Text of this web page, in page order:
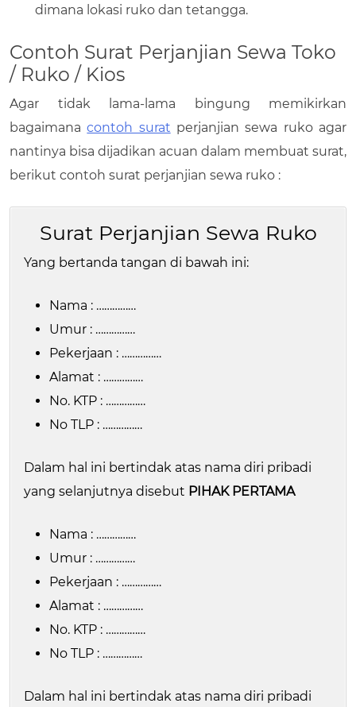
dimana lokasi ruko dan tetangga.
Contoh Surat Perjanjian Sewa Toko
/ Ruko / Kios
Agar tidak lama-lama bingung memikirkan
bagaimanacontoh surat perjanjian sewa ruko agar
nantinya bisa dijadikan acuan dalam membuat surat,
berikut contoh surat perjanjian sewa ruko :
Surat Perjanjian Sewa Ruko
Yang bertanda tangan di bawah ini:
Nama : ……………
Umur : ……………
Pekerjaan : ……………
Alamat : ……………
No. KTP : ……………
No TLP : ……………
Dalam hal ini bertindak atas nama diri pribadi
yang selanjutnya disebut PIHAK PERTAMA
Nama : ……………
Umur : ……………
Pekerjaan : ……………
Alamat : ……………
No. KTP : ……………
No TLP : ……………
Dalam hal ini bertindak atas nama diri pribadi